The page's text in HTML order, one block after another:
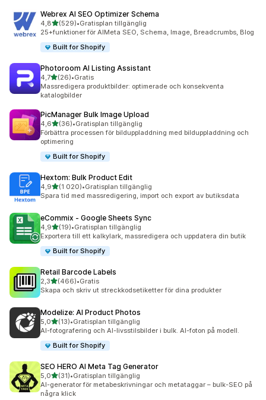
Webrex AI SEO Optimizer Schema
4,8av 5 stjärnor
(529)
529 recensioner totalt
•Gratisplan tillgänglig
25+funktioner för AIMeta SEO, Schema, Image, Breadcrumbs, Blog
Built for Shopify
Photoroom AI Listing Assistant
4,7av 5 stjärnor
(26)
26 recensioner totalt
•Gratis
Massredigera produktbilder: optimerade och konsekventa
katalogbilder
PicManager Bulk Image Upload
4,6av 5 stjärnor
(36)
36 recensioner totalt
•Gratisplan tillgänglig
Förbättra processen för bilduppladdning med bilduppladdning och
optimering
Built for Shopify
Hextom: Bulk Product Edit
4,9av 5 stjärnor
(1 020)
1020 recensioner totalt
•Gratisplan tillgänglig
Spara tid med massredigering, import och export av butiksdata
eCommix ‑ Google Sheets Sync
4,9av 5 stjärnor
(19)
19 recensioner totalt
•Gratisplan tillgänglig
Exportera till ett kalkylark, massredigera och uppdatera din butik
Built for Shopify
Retail Barcode Labels
2,3av 5 stjärnor
(466)
466 recensioner totalt
•Gratis
Skapa och skriv ut streckkodsetiketter för dina produkter
Modelize: AI Product Photos
5,0av 5 stjärnor
(13)
13 recensioner totalt
•Gratisplan tillgänglig
AI-fotografering och AI-livsstilsbilder i bulk. AI-foton på modell.
Built for Shopify
SEO HERO AI Meta Tag Generator
5,0av 5 stjärnor
(31)
31 recensioner totalt
•Gratisplan tillgänglig
AI-generator för metabeskrivningar och metataggar – bulk-SEO på
några klick